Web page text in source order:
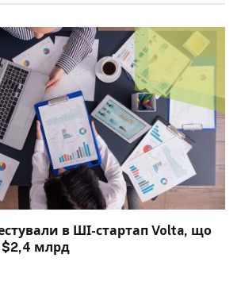
в ШІ-стартап Volta, що
$2,4 млрд